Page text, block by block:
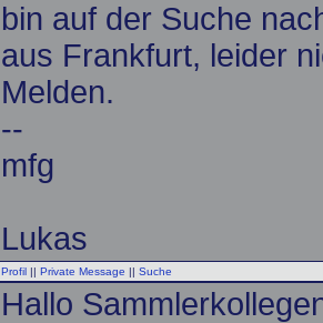
bin auf der Suche
aus Frankfurt, leider
Melden.
--
mfg
Lukas
Profil || Private Message || Suche
Hallo